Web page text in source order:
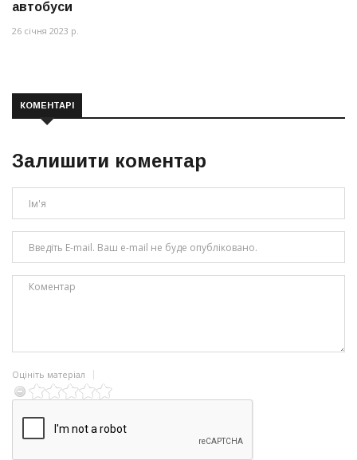
автобуси
26 січня 2023 р.
КОМЕНТАРІ
Залишити коментар
Оцініть матеріал